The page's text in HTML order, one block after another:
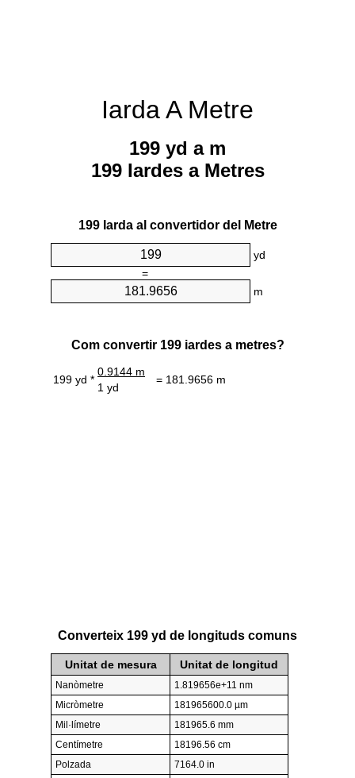
Iarda A Metre
199 yd a m
199 Iardes a Metres
199 Iarda al convertidor del Metre
yd
=
m
Com convertir 199 iardes a metres?
199 yd *
0.9144 m
= 181.9656 m
1 yd
Converteix 199 yd de longituds comuns
Unitat de mesura Unitat de longitud
Nanòmetre
1.819656e+11 nm
Micròmetre
181965600.0 µm
Mil·límetre
181965.6 mm
Centímetre
18196.56 cm
Polzada
7164.0 in